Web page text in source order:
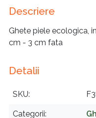
Descriere
Ghete piele ecologica,
cm - 3 cm fata
Detalii
SKU
Categorii